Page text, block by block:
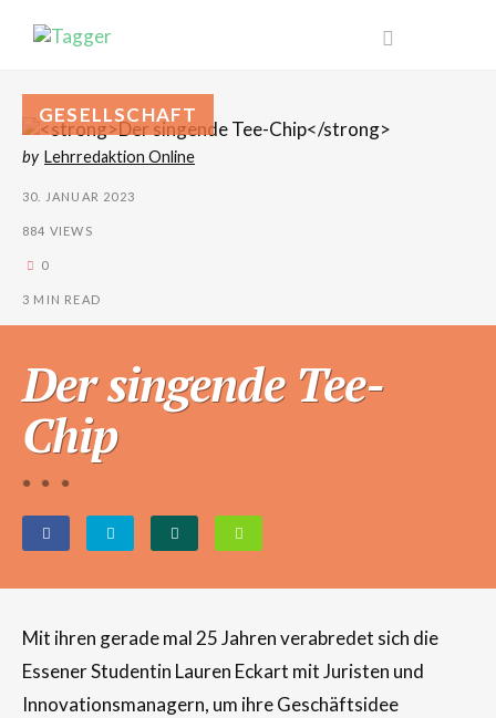
GESELLSCHAFT
by Lehrredaktion Online
30. JANUAR 2023
884 VIEWS
0
3 MIN READ
Der singende Tee-
Chip
Mit ihren gerade mal 25 Jahren verabredet sich die
Essener Studentin Lauren Eckart mit Juristen und
Innovationsmanagern, um ihre Geschäftsidee